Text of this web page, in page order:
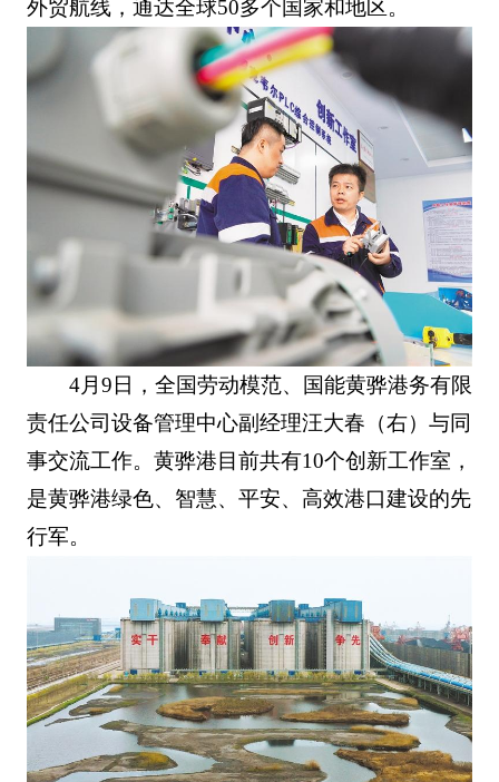
外贸航线，通达全球50多个国家和地区。
4月9日，全国劳动模范、国能黄骅港务有限
责任公司设备管理中心副经理汪大春（右）与同
事交流工作。黄骅港目前共有10个创新工作室，
是黄骅港绿色、智慧、平安、高效港口建设的先
行军。